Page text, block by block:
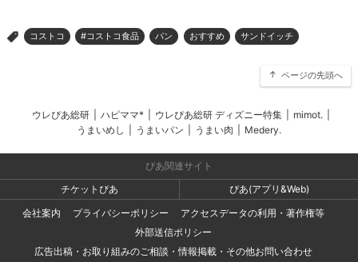
> コストコ #コストコ食品 パン おすすめ サンドイッチ
ページの先頭へ
ウレぴあ総研 ハピママ* ウレぴあ総研 ディズニー特集 mimot.
うまいめし
うまいパン うまい肉 Medery.
ぴあ関連サイト
チケットぴあ
ぴあ(アプリ&Web)
会社案内
プライバシーポリシー
アクセスデータの利用・著作権等
外部送信ポリシー
広告出稿・お取り組みのご相談・情報掲載・その他お問い合わせ